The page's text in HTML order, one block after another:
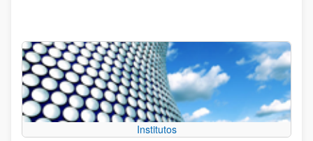
Institutos